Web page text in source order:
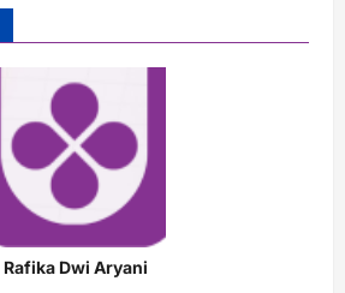
Rafika Dwi Aryani